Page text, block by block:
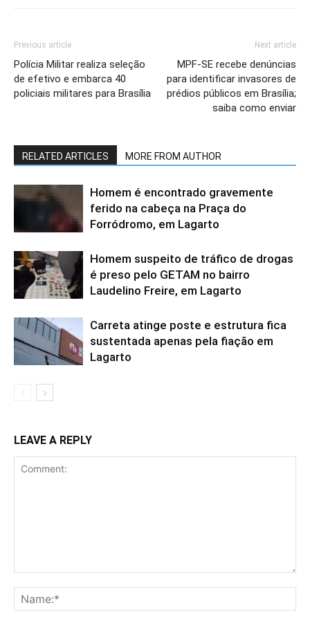
Previous article
Polícia Militar realiza seleção
de efetivo e embarca 40
policiais militares para Brasília
Next article
MPF-SE recebe denúncias
para identificar invasores de
prédios públicos em Brasília;
saiba como enviar
RELATED ARTICLES MORE FROM AUTHOR
Homem é encontrado gravemente
ferido na cabeça na Praça do
Forródromo, em Lagarto
Homem suspeito de tráfico de drogas
é preso pelo GETAM no bairro
Laudelino Freire, em Lagarto
Carreta atinge poste e estrutura fica
sustentada apenas pela fiação em
Lagarto
LEAVE A REPLY